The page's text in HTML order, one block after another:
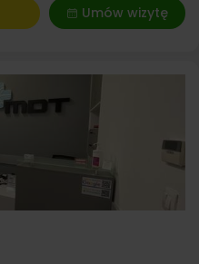
Umów wizytę